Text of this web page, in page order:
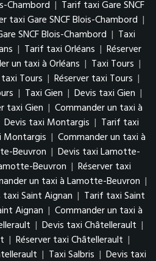
Chambord | Tarif taxi Gare SNCF
taxi Gare SNCF Blois-Chambord |
SNCF Blois-Chambord | Taxi
| Tarif taxi Orléans | Réserver
un taxi à Orléans | Taxi Tours |
Tours | Réserver taxi Tours |
| Taxi Gien | Devis taxi Gien |
taxi Gien | Commander un taxi à
Devis taxi Montargis | Tarif taxi
Montargis | Commander un taxi à
Beuvron | Devis taxi Lamotte-
Beuvron | Réserver taxi
un taxi à Lamotte-Beuvron |
taxi Saint Aignan | Tarif taxi Saint
Aignan | Commander un taxi à
| Devis taxi Châtellerault |
| Réserver taxi Châtellerault |
| Taxi Salbris | Devis taxi